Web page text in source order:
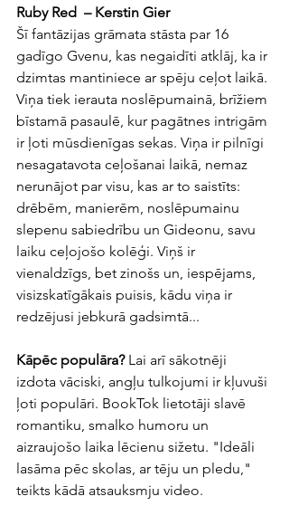
Ruby Red  – Kerstin Gier
Šī fantāzijas grāmata stāsta par 16
gadīgo Gvenu, kas negaidīti atklāj, ka ir
dzimtas mantiniece ar spēju ceļot laikā.
Viņa tiek ierauta noslēpumainā, brīžiem
bīstamā pasaulē, kur pagātnes intrigām
ir ļoti mūsdienīgas sekas. Viņa ir pilnīgi
nesagatavota ceļošanai laikā, nemaz
nerunājot par visu, kas ar to saistīts:
drēbēm, manierēm, noslēpumainu
slepenu sabiedrību un Gideonu, savu
laiku ceļojošo kolēģi. Viņš ir
vienaldzīgs, bet zinošs un, iespējams,
visizskatīgākais puisis, kādu viņa ir
redzējusi jebkurā gadsimtā...
Kāpēc populāra? Lai arī sākotnēji
izdota vāciski, angļu tulkojumi ir kļuvuši
ļoti populāri. BookTok lietotāji slavē
romantiku, smalko humoru un
aizraujošo laika lēcienu sižetu. "Ideāli
lasāma pēc skolas, ar tēju un pledu,"
teikts kādā atsauksmju video.